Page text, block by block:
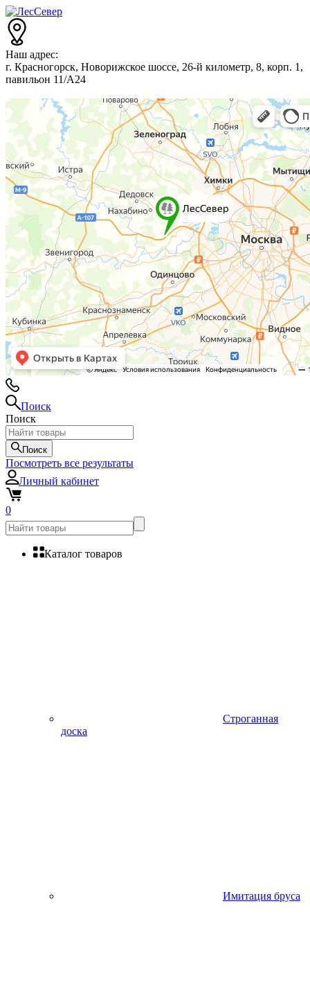
Наш адрес:
г. Красногорск, Новорижское шоссе, 26-й километр, 8, корп. 1,
павильон 11/А24
Поиск
Поиск
Поиск
Посмотреть все результаты
Личный кабинет
0
Каталог товаров
Строганная
доска
Имитация бруса